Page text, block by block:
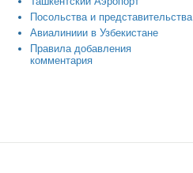
Посольства и представительства
Авиалиниии в Узбекистане
Правила добавления
комментария